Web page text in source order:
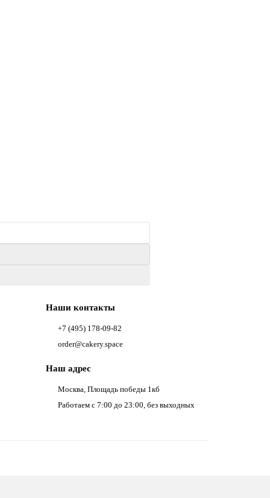
Наши контакты
+7 (495) 178-09-82
order@cakery.space
Наш адрес
Москва, Площадь победы 1кб
Работаем с 7:00 до 23:00, без выходных